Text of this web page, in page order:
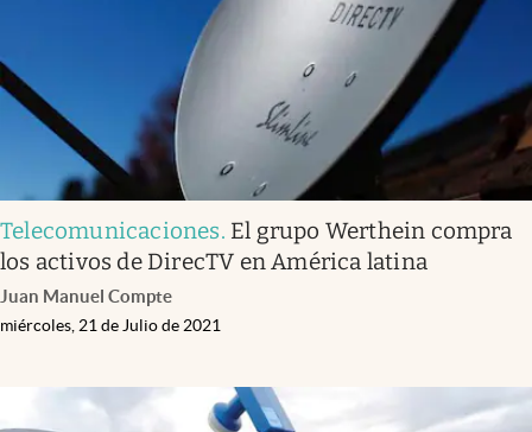
Telecomunicaciones. El grupo Werthein compra
los activos de DirecTV en América latina
Juan Manuel Compte
miércoles, 21 de Julio de 2021